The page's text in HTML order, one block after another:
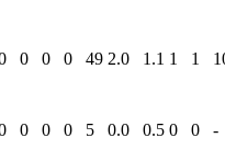
0 0 0 49 2.0 1.1 1 1
0 0 0 5 0.0 0.5 0 0
-